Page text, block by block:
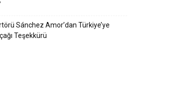
Sánchez Amor’dan Türkiye’ye
Teşekkürü